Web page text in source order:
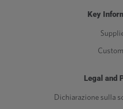
Key
Legal and
Dichiarazione sulla